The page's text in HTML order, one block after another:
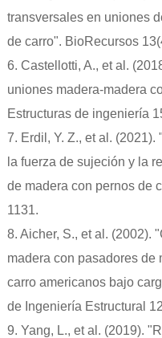
transversales en uniones
de carro". BioRecursos
6. Castellotti, A., et al.
uniones madera-madera
Estructuras de ingeniería
7. Erdil, Y. Z., et al.
la fuerza de sujeción y la
de madera con pernos de
1131.
8. Aicher, S., et al. (2002).
madera con pasadores de
carro americanos bajo
de Ingeniería Estructural
9. Yang, L., et al. (2019).